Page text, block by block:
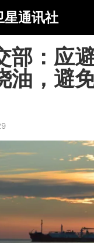
通讯社
部：应
油，避